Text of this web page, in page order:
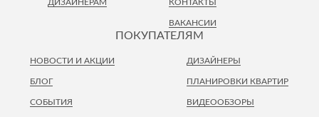
ПОКУПАТЕЛЯМ
НОВОСТИ И АКЦИИ
ПЛАНИРОВКИ КВАРТИР
ВИДЕООБЗОРЫ
БЛОГ
СОБЫТИЯ
ДИЗАЙНЕРЫ
ДИЗАЙНЕРАМ КОНТАКТЫ
ВАКАНСИИ